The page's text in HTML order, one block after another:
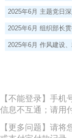
2025年6月 主题党日
2025年6月 组织部长
2025年6月 作风建设
【不能登录】手
信息不互通；请用
【更多问题】请